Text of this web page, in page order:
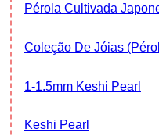
Pérola Cultivada
Coleção De Jóias
1-1.5mm Keshi Pearl
Keshi Pearl